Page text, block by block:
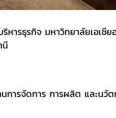
ธุรกิจ มหาวิทยาลัยเอเชียอ
รจัดการ การผลิต และนวัต